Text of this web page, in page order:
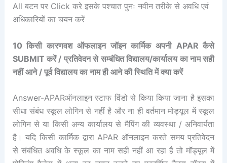
All बटन पर Click करे इसके पश्चात पुनः नवीन तरीके से अवधि एवं
अधिकारियों का चयन करें
10 किसी कारणवश ऑफलाइन जॉइन कार्मिक अपनी APAR कैसे
SUBMIT करें / प्रतिवेदन से सम्बंधित विद्यालय/कार्यालय का नाम सही
नहीं आने / पूर्व विद्यालय का नाम ही आने की स्थिति में क्या करें
Answer-APARऑनलाइन स्टाफ विंडो से किया किया जाना है इसका
सीधा संबंध स्कूल लोगिन से नहीं है और ना ही वर्तमान मोड्यूल में स्कूल
लोगिन से या किसी अन्य कार्यालय से मैपिंग की व्यवस्था / अनिवार्यता
है। यदि किसी कार्मिक द्वारा APAR ऑनलाइन करते समय प्रतिवेदन
से संबंधित अवधि के स्कूल का नाम सही नहीं आ रहा है तो मॉड्यूल में